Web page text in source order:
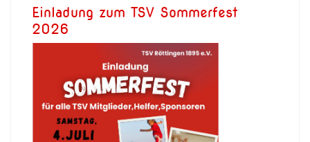
Einladung zum TSV Sommerfest
2026